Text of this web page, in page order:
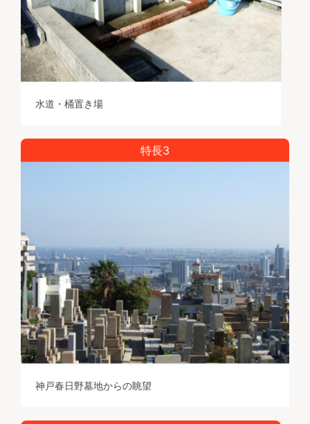
水道・桶置き場
特長3
神戸春日野墓地からの眺望